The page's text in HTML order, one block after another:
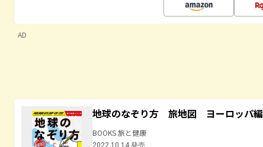
AD
地球のなぞり方 旅地図 ヨーロッパ編
BOOKS 旅と健康
2022.10.14 発売